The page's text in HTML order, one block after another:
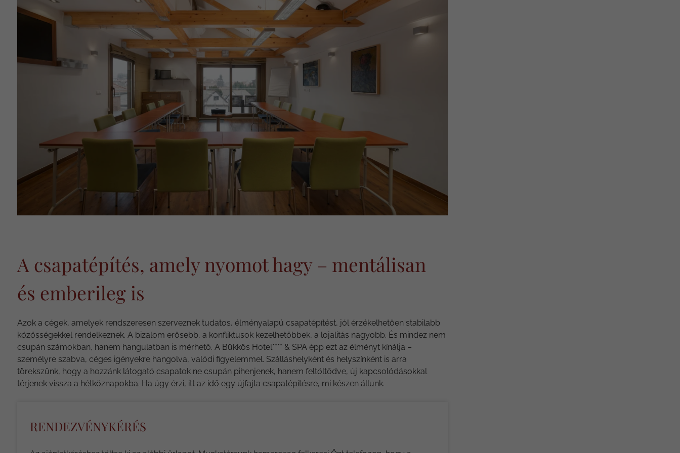
A csapatépítés, amely nyomot hagy – mentálisan
és emberileg is
Azok a cégek, amelyek rendszeresen szerveznek tudatos, élményalapú csapatépítést, jól érzékelhetően stabilabb
közösségekkel rendelkeznek. A bizalom erősebb, a konfliktusok kezelhetőbbek, a lojalitás nagyobb. És mindez nem
csupán számokban, hanem hangulatban is mérhető. A Bükkös Hotel**** & SPA épp ezt az élményt kínálja –
személyre szabva, céges igényekre hangolva, valódi figyelemmel. Szálláshelyként és helyszínként is arra
törekszünk, hogy a hozzánk látogató csapatok ne csupán pihenjenek, hanem feltöltődve, új kapcsolódásokkal
térjenek vissza a hétköznapokba. Ha úgy érzi, itt az idő egy újfajta csapatépítésre, mi készen állunk.
RENDEZVÉNYKÉRÉS